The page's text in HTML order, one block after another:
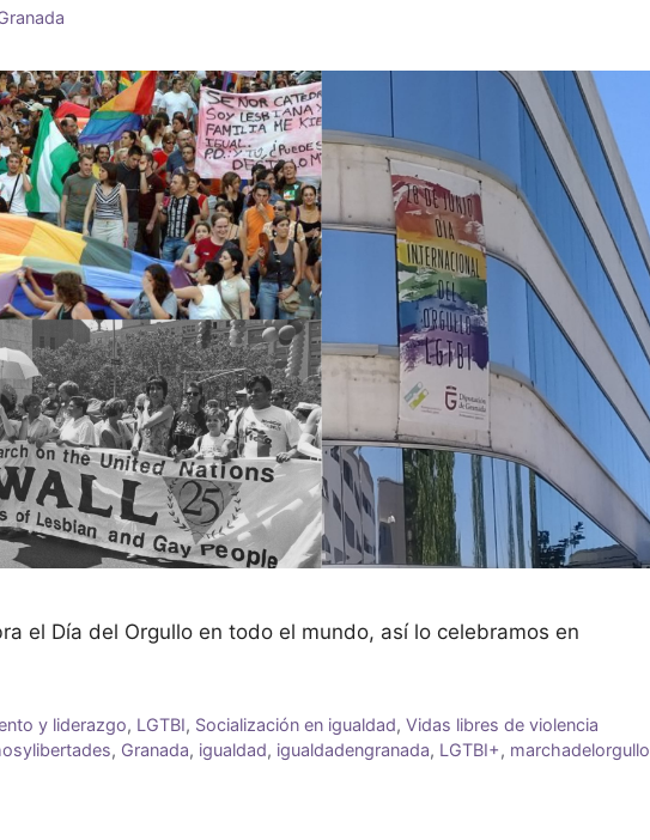
el Día del Orgullo en todo el mundo, así lo celebramos en
y liderazgo, LGTBI, Socialización en igualdad,Vidas libres de violencia
, Granada, igualdad, igualdadengranada, LGTBI+, marchadelorgullo